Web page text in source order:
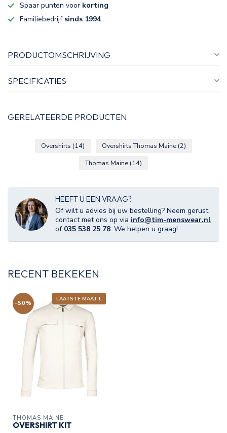
Spaar punten voor korting
Familiebedrijf sinds 1994
PRODUCTOMSCHRIJVING
SPECIFICATIES
GERELATEERDE PRODUCTEN
Overshirts (14) Overshirts Thomas Maine (2)
Thomas Maine (14)
HEEFT U EEN VRAAG?
Of wilt u advies bij uw bestelling? Neem gerust
contact met ons op via info@tim-menswear.nl
of 035 538 25 78. We helpen u graag!
RECENT BEKEKEN
LAATSTE MAAT L
-50%
THOMAS MAINE
OVERSHIRT KIT